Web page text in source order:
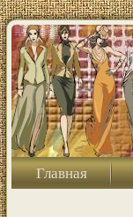
Главная